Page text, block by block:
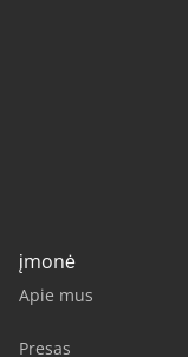
įmonė
Apie mus
Presas